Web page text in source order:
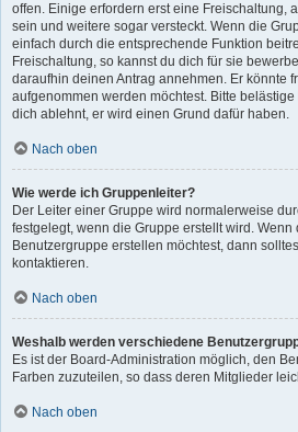
offen. Einige erfordern erst eine Freischaltung,
sein und weitere sogar versteckt. Wenn die
einfach durch die entsprechende Funktion
Freischaltung, so kannst du dich für sie
daraufhin deinen Antrag annehmen. Er könnte
aufgenommen werden möchtest. Bitte
dich ablehnt, er wird einen Grund dafür haben.
Nach oben
Wie werde ich Gruppenleiter?
Der Leiter einer Gruppe wird normalerweise
festgelegt, wenn die Gruppe erstellt wird. Wenn
Benutzergruppe erstellen möchtest, dann
kontaktieren.
Nach oben
Weshalb werden verschiedene
Es ist der Board-Administration möglich, den
Farben zuzuteilen, so dass deren Mitglieder
Nach oben